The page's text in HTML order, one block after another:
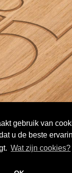
gebruik van
u de beste
Wat zijn cookies?
32 - 8560